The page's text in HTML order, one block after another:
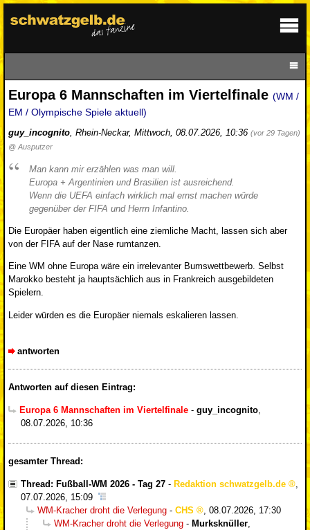
Europa 6 Mannschaften im Viertelfinale (WM /
EM / Olympische Spiele aktuell)
guy_incognito, Rhein-Neckar, Mittwoch, 08.07.2026, 10:36 (vor 29 Tagen)
@ Ausputzer
Man kann mir erzählen was man will.
Europa + Argentinien und Brasilien ist ausreichend.
Wenn die UEFA einfach wirklich mal ernst machen würde
gegenüber der FIFA und Herrn Infantino.
Die Europäer haben eigentlich eine ziemliche Macht, lassen sich aber
von der FIFA auf der Nase rumtanzen.
Eine WM ohne Europa wäre ein irrelevanter Bumswettbewerb. Selbst
Marokko besteht ja hauptsächlich aus in Frankreich ausgebildeten
Spielern.
Leider würden es die Europäer niemals eskalieren lassen.
antworten
Antworten auf diesen Eintrag:
Europa 6 Mannschaften im Viertelfinale - guy_incognito
08.07.2026, 10:36
gesamter Thread:
Thread: Fußball-WM 2026 - Tag 27 - Redaktion schwatzgelb.de
,
07.07.2026, 15:09
WM-Kracher droht die Verlegung - CHS , 08.07.2026, 17:30
WM-Kracher droht die Verlegung - Murksknüller,